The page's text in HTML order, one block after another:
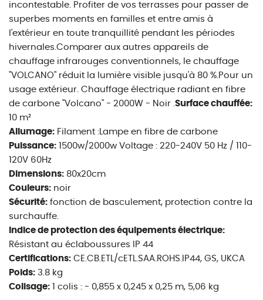
incontestable. Profiter de vos terrasses pour passer de
superbes moments en familles et entre amis à
l'extérieur en toute tranquillité pendant les périodes
hivernales.Comparer aux autres appareils de
chauffage infrarouges conventionnels, le chauffage
"VOLCANO" réduit la lumière visible jusqu'à 80 %.Pour un
usage extérieur. Chauffage électrique radiant en fibre
de carbone "Volcano" - 2000W - Noir .Surface chauffée:
10 m²
Allumage: Filament :Lampe en fibre de carbone
Puissance: 1500w/2000w Voltage : 220-240V 50 Hz / 110-
120V 60Hz
Dimensions: 80x20cm
Couleurs: noir
Sécurité: fonction de basculement, protection contre la
surchauffe.
Indice de protection des équipements électrique:
Résistant au éclaboussures IP 44
Certifications: CE.CB.ETL/cETL.SAA.ROHS.IP44, GS, UKCA
Poids: 3.8 kg
Colisage: 1 colis : - 0,855 x 0,245 x 0,25 m, 5,06 kg